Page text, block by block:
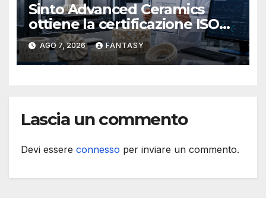
Sinto Advanced Ceramics
ottiene la certificazione ISO
9001 per la stampa 3D di
ceramiche tecniche
AGO 7, 2026 FANTASY
Lascia un commento
Devi essere connesso per inviare un commento.